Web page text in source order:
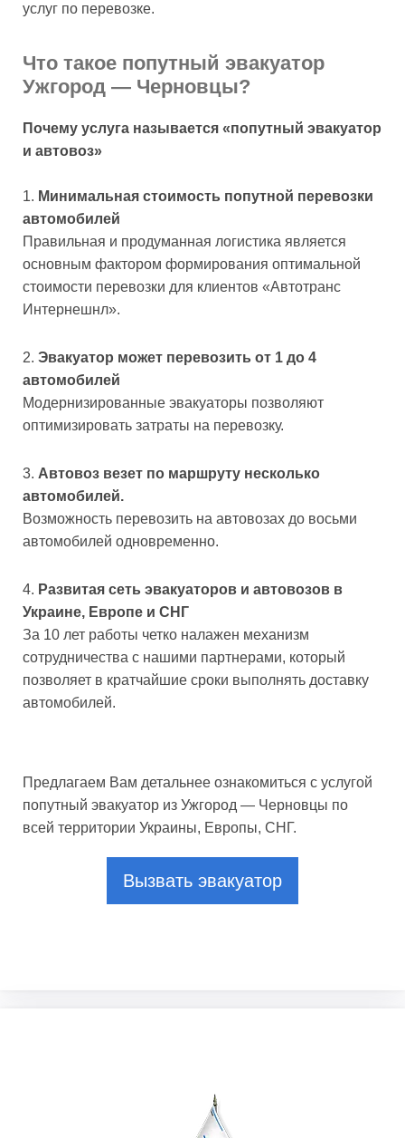
услуг по перевозке.
Что такое попутный эвакуатор
Ужгород — Черновцы?
Почему услуга называется «попутный эвакуатор
и автовоз»
Минимальная стоимость попутной перевозки
автомобилей
Правильная и продуманная логистика является
основным фактором формирования оптимальной
стоимости перевозки для клиентов «Автотранс
Интернешнл».
Эвакуатор может перевозить от 1 до 4
автомобилей
Модернизированные эвакуаторы позволяют
оптимизировать затраты на перевозку.
Автовоз везет по маршруту несколько
автомобилей.
Возможность перевозить на автовозах до восьми
автомобилей одновременно.
Развитая сеть эвакуаторов и автовозов в
Украине, Европе и СНГ
За 10 лет работы четко налажен механизм
сотрудничества с нашими партнерами, который
позволяет в кратчайшие сроки выполнять доставку
автомобилей.
Предлагаем Вам детальнее ознакомиться с услугой
попутный эвакуатор из Ужгород — Черновцы по
всей территории Украины, Европы, СНГ.
Вызвать эвакуатор